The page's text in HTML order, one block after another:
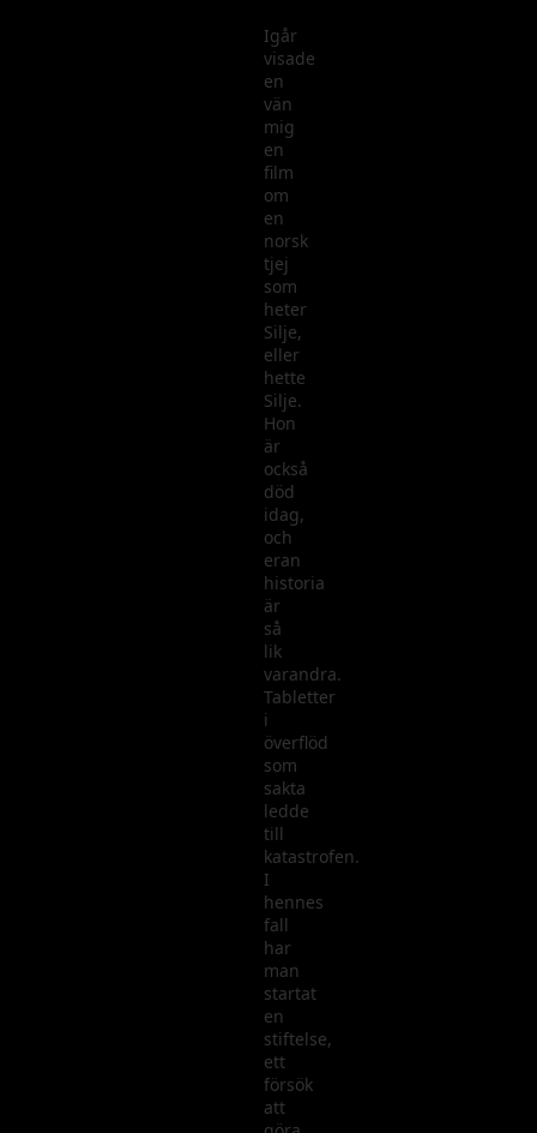
Igår
visade
en
vän
mig
en
film
om
en
norsk
tjej
som
heter
Silje,
eller
hette
Silje.
Hon
är
också
död
idag,
och
eran
historia
är
så
lik
varandra.
Tabletter
i
överflöd
som
sakta
ledde
till
katastrofen.
I
hennes
fall
har
man
startat
en
stiftelse,
ett
försök
att